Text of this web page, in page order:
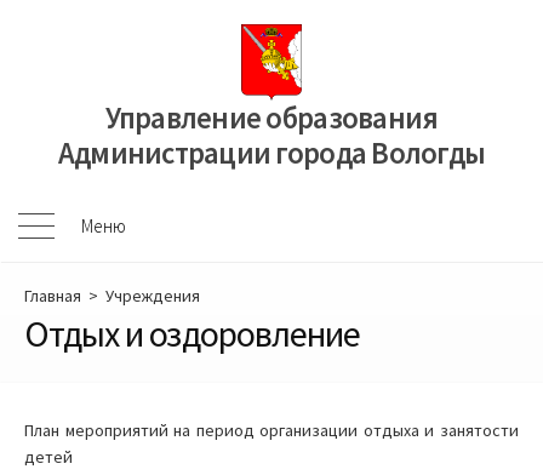
Управление образования
Администрации города Вологды
Меню
Меню
Главная > Учреждения
Отдых и оздоровление
План мероприятий на период организации отдыха и занятости
детей